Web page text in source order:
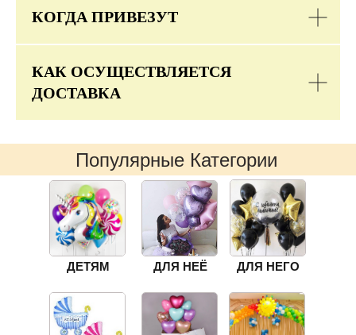
КОГДА ПРИВЕЗУТ
КАК ОСУЩЕСТВЛЯЕТСЯ
ДОСТАВКА
Популярные Категории
ДЛЯ НЕЁ ДЛЯ НЕГО
ДЕТЯМ